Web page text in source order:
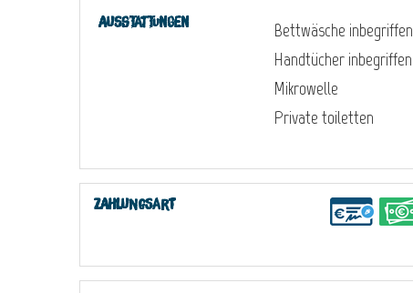
Ausstattungen
Bettwäsche inbegriffen
Handtücher inbegriffen
Mikrowelle
Private toiletten
Zahlungsart